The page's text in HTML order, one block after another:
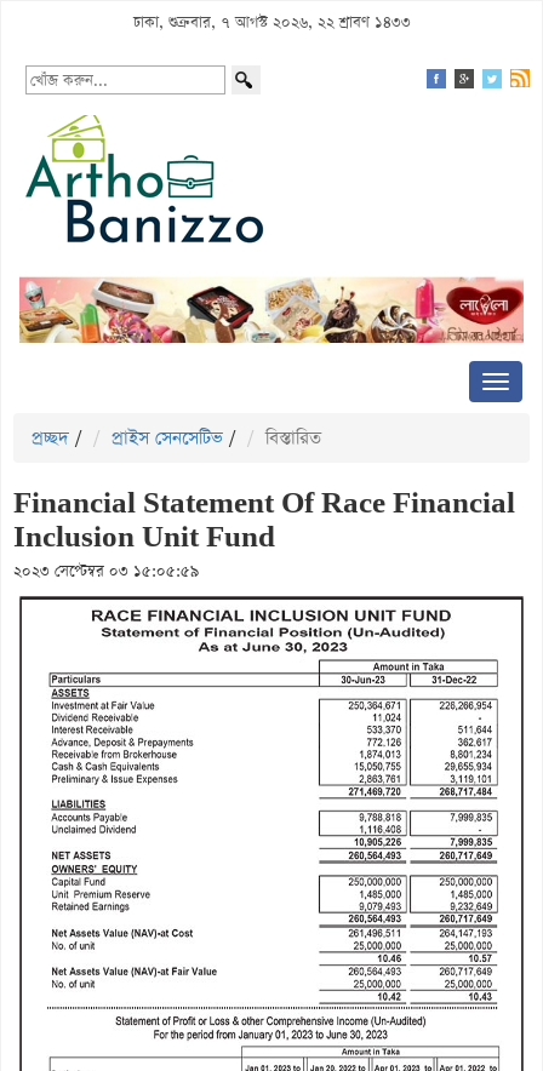
ঢাকা, শুক্রবার, ৭ আগস্ট ২০২৬, ২২ শ্রাবণ ১৪৩৩
প্রচ্ছদ / প্রাইস সেনসেটিভ / বিস্তারিত
Financial Statement Of Race Financial
Inclusion Unit Fund
২০২৩ সেপ্টেম্বর ০৩ ১৫:০৫:৫৯